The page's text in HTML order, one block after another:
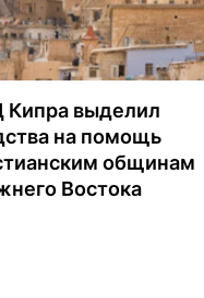
выделил
на помощь
общинам
Востока